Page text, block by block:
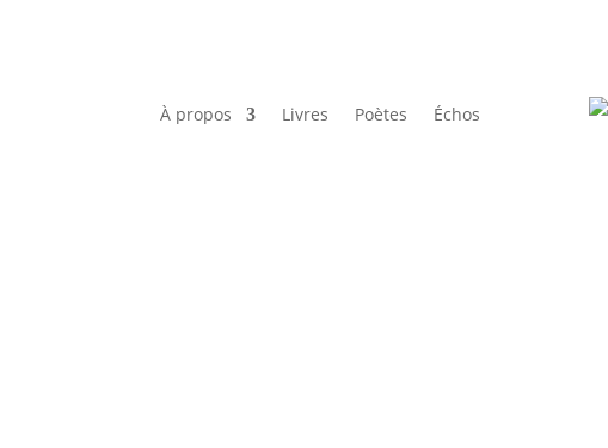
À propos Livres Poètes Échos